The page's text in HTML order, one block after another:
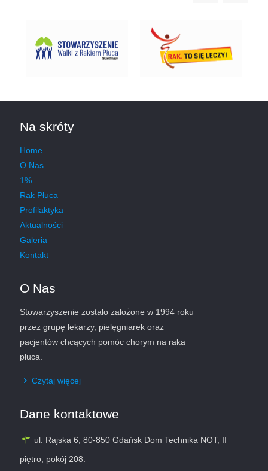
Na skróty
Home
O Nas
1%
Rak Płuca
Profilaktyka
Aktualności
Galeria
Kontakt
O Nas
Stowarzyszenie zostało założone w 1994 roku
przez grupę lekarzy, pielęgniarek oraz
pacjentów chcących pomóc chorym na raka
płuca.
Czytaj więcej
Dane kontaktowe
ul. Rajska 6, 80-850 Gdańsk Dom Technika NOT, II
piętro, pokój 208.